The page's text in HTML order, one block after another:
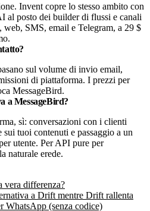
Invent copre lo stesso ambito con
al posto dei builder di flussi e canali
SMS, email e Telegram, a 29 $
sul volume di invio email,
di piattaforma. I prezzi per
MessageBird.
a MessageBird?
sì: conversazioni con i clienti
tuoi contenuti e passaggio a un
utente. Per API pure per
naturale erede.
vera differenza?
a Drift mentre Drift rallenta
WhatsApp (senza codice)